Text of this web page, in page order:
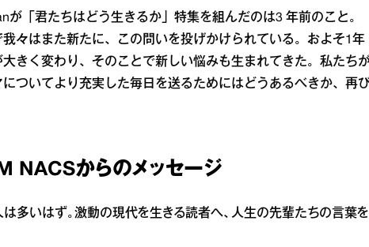
が「君たちはどう生きるか」特集を組んだのは3 年前のこと。
々はまた新たに、この問いを投げかけられている。およそ1年
きく変わり、そのことで新しい悩みも生まれてきた。私たち
ついてより充実した毎日を送るためにはどうあるべきか、再
NACSからのメッセージ
多いはず。激動の現代を生きる読者へ、人生の先輩たちの言葉を